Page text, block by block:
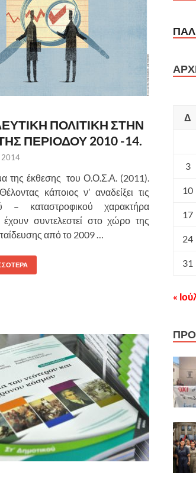
ΠΟΛΙΤΙΚΗ ΣΤΗΝ
ΠΕΡΙΟΔΟΥ 2010 -14.
2014
της έκθεσης του Ο.Ο.Σ.Α. (2011).
κάποιος ν’ αναδείξει τις
– καταστροφικού χαρακτήρα
συντελεστεί στο χώρο της
από το 2009 …
Δ
3
10
17
24
31
«